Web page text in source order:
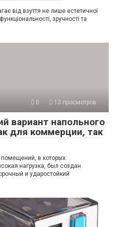
від взуття не лише естетичної
зручності та
0 13 просмотров
вариант напольного
для коммерции, так
в которых
нагрузка, был создан
и ударостойкий